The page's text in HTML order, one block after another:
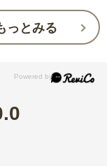
っとみる